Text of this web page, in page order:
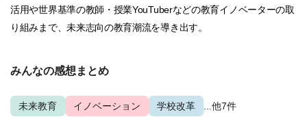
活用や世界基準の教師・授業YouTuberなどの教育イノベーターの取
り組みまで、未来志向の教育潮流を導き出す。
みんなの感想まとめ
未来教育 イノベーション 学校改革 ...他7件